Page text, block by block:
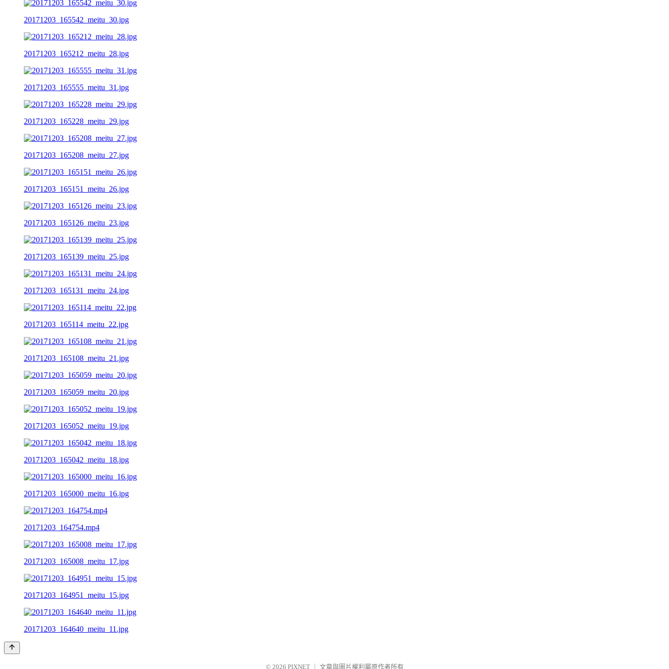
20171203_165542_meitu_30.jpg
20171203_165212_meitu_28.jpg
20171203_165555_meitu_31.jpg
20171203_165228_meitu_29.jpg
20171203_165208_meitu_27.jpg
20171203_165151_meitu_26.jpg
20171203_165126_meitu_23.jpg
20171203_165139_meitu_25.jpg
20171203_165131_meitu_24.jpg
20171203_165114_meitu_22.jpg
20171203_165108_meitu_21.jpg
20171203_165059_meitu_20.jpg
20171203_165052_meitu_19.jpg
20171203_165042_meitu_18.jpg
20171203_165000_meitu_16.jpg
20171203_164754.mp4
20171203_165008_meitu_17.jpg
20171203_164951_meitu_15.jpg
20171203_164640_meitu_11.jpg
© 2026 PIXNET 文章與圖片權利屬原作者所有